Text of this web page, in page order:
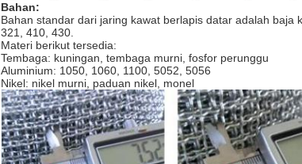
Bahan:
Bahan standar dari jaring kawat berlapis datar adalah
321, 410, 430.
Materi berikut tersedia:
Tembaga: kuningan, tembaga murni, fosfor perunggu
Aluminium: 1050, 1060, 1100, 5052, 5056
Nikel: nikel murni, paduan nikel, monel